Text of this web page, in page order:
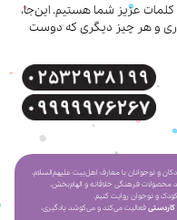
عزیز شما هستیم. این‌جا،
و هر چیز دیگری که دوست
آشنا کردن کودکان و نوجوانان با معارف اهل‌بیت علیهم‌السلام،
محصولات فرهنگی خلاقانه و الهام‌بخش،
و نوجوان روایت کنیم.
کاردستیفعالیت می‌کند و می‌کوشد یادگیری،